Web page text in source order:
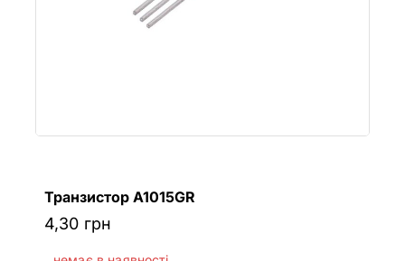
Транзистор A1015GR
4,30 грн